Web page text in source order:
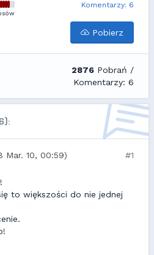
Komentarzy: 6
Pobierz
2876 Pobrań /
Komentarzy: 6
Mar. 10, 00:59)
#1
to większości do nie jednej